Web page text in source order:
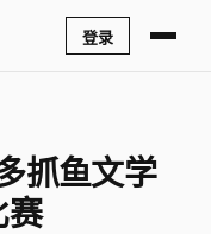
登录
抓鱼文学
赛